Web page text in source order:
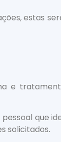
estas
e
que
solicitados.